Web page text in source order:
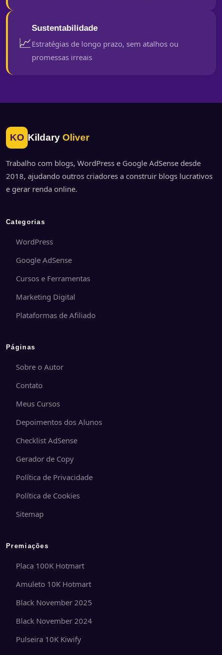
📈
Sustentabilidade
Estratégias de longo prazo, sem atalhos ou
promessas irreais
KO Kildary Oliver
Trabalho com blogs, WordPress e Google AdSense desde
2018, ajudando outros criadores a construir blogs lucrativos
e gerar renda online.
Categorias
WordPress
Google AdSense
Cursos e Ferramentas
Marketing Digital
Plataformas de Afiliado
Páginas
Sobre o Autor
Contato
Meus Cursos
Depoimentos dos Alunos
Checklist AdSense
Gerador de Copy
Política de Privacidade
Política de Cookies
Sitemap
Premiações
Placa 100K Hotmart
Amuleto 10K Hotmart
Black November 2025
Black November 2024
Pulseira 10K Kiwify